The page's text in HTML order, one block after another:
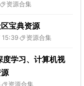
资源合集
宝典资源
资源合集
学习、计算机视
资源合集